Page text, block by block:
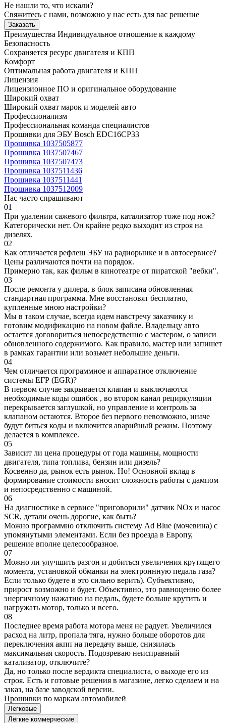
Не нашли то, что искали?
Свяжитесь с нами, возможно у нас есть для вас решение
Заказать
Преимущества Индивидуальное отношение к каждому
Безопасность
Сохраняется ресурс двигателя и КПП
Комфорт
Оптимальная работа двигателя и КПП
Лицензия
Лицензионное ПО и оригинальное оборудование
Широкий охват
Широкий охват марок и моделей авто
Профессионализм
Профессиональная команда специалистов
Прошивки для ЭБУ Bosch EDC16CP33
Прошивка 1037505877
Прошивка 1037507467
Прошивка 1037507473
Прошивка 1037511436
Прошивка 1037511441
Прошивка 1037512009
Нас часто спрашивают
01
При удалении сажевого фильтра, катализатор тоже под нож?
Категорически нет. Он крайне редко выходит из строя на
дизелях.
02
Как отличается рефлеш ЭБУ на радиорынке и в автосервисе?
Цены различаются почти на порядок.
Примерно так, как фильм в кинотеатре от пиратской "вебки".
03
После ремонта у дилера, в блок записана обновленная
стандартная программа. Мне восстановят бесплатно,
купленные мною настройки?
Мы в таком случае, всегда идем навстречу заказчику и
готовим модификацию на новом файле. Владельцу авто
остается договориться непосредственно с мастером, о записи
обновленного содержимого. Как правило, мастер или запишет
в рамках гарантии или возьмет небольшие деньги.
04
Чем отличается программное и аппаратное отключение
системы ЕГР (EGR)?
В первом случае закрывается клапан и выключаются
необходимые коды ошибок , во втором канал рециркуляции
перекрывается заглушкой, но управление и контроль за
клапаном остаются. Второе без первого невозможно, иначе
будут биться коды и включится аварийный режим. Поэтому
делается в комплексе.
05
Зависит ли цена процедуры от года машины, мощности
двигателя, типа топлива, бензин или дизель?
Косвенно да, рынок есть рынок. Но! Основной вклад в
формирование стоимости вносит сложность работы с дампом
и непосредственно с машиной.
06
На диагностике в сервисе "приговорили" датчик NOx и насос
SCR, детали очень дорогие, как быть?
Можно программно отключить систему Ad Blue (мочевина) с
упомянутыми элементами. Если без проезда в Европу,
решение вполне целесообразное.
07
Можно ли улучшить разгон и добиться увеличения крутящего
момента, установкой обманки на электроннную педаль газа?
Если только будете в это сильно верить). Субъективно,
прирост возможно и будет. Объективно, это равноценно более
энергичному нажатию на педаль, будете больше крутить и
нагружать мотор, только и всего.
08
Последнее время работа мотора меня не радует. Увеличился
расход на литр, пропала тяга, нужно больше оборотов для
переключения акпп на передачу выше, снизилась
максимальная скорость. Подозреваю неисправный
катализатор, отключите?
Да, но только после вердикта специалиста, о выходе его из
строя. Есть и готовые решения в магазине, легко сделаем и на
заказ, на базе заводской версии.
Прошивки по маркам автомобилей
Легковые
Лёгкие коммерческие